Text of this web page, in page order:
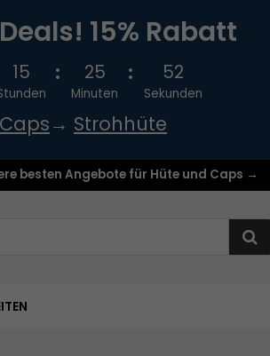
15% Rabatt
15 25
Minuten
51
Sekunden
Caps→ Strohhüte
besten Angebote für Hüte und Caps →